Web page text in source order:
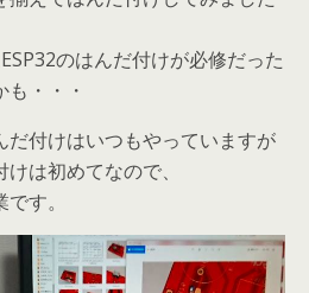
のはんだ付けが必修だった
・・・
だ付けはいつもやっていますが
は初めてなので、
す。